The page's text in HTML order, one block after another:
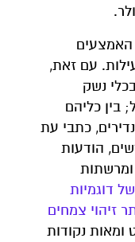
האמצעים
עם זאת,
נשק
בין כליהם
כתבי עת
הודעות
ומרשתות
של דוגמיות
זיהוי צמחים
ומאות נקודות